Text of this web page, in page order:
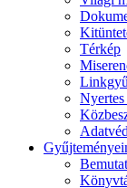
Térkép